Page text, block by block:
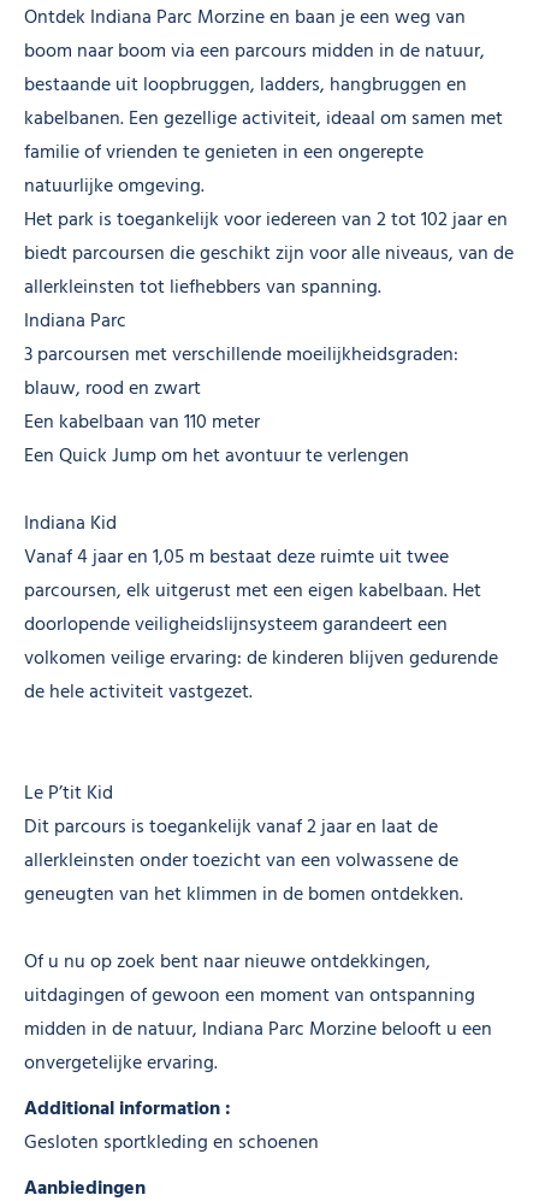
Ontdek Indiana Parc Morzine en baan je een weg van
boom naar boom via een parcours midden in de natuur,
bestaande uit loopbruggen, ladders, hangbruggen en
kabelbanen. Een gezellige activiteit, ideaal om samen met
familie of vrienden te genieten in een ongerepte
natuurlijke omgeving.
Het park is toegankelijk voor iedereen van 2 tot 102 jaar en
biedt parcoursen die geschikt zijn voor alle niveaus, van de
allerkleinsten tot liefhebbers van spanning.
Indiana Parc
3 parcoursen met verschillende moeilijkheidsgraden:
blauw, rood en zwart
Een kabelbaan van 110 meter
Een Quick Jump om het avontuur te verlengen
Indiana Kid
Vanaf 4 jaar en 1,05 m bestaat deze ruimte uit twee
parcoursen, elk uitgerust met een eigen kabelbaan. Het
doorlopende veiligheidslijnsysteem garandeert een
volkomen veilige ervaring: de kinderen blijven gedurende
de hele activiteit vastgezet.
Le P’tit Kid
Dit parcours is toegankelijk vanaf 2 jaar en laat de
allerkleinsten onder toezicht van een volwassene de
geneugten van het klimmen in de bomen ontdekken.
Of u nu op zoek bent naar nieuwe ontdekkingen,
uitdagingen of gewoon een moment van ontspanning
midden in de natuur, Indiana Parc Morzine belooft u een
onvergetelijke ervaring.
Additional information :
Gesloten sportkleding en schoenen
Aanbiedingen